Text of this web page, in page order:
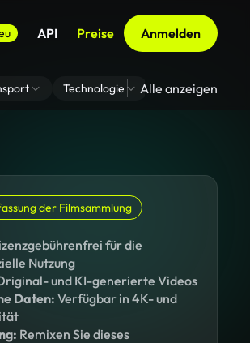
API Preise Anmelden
Technologie Zoom Virtuelle
Alle anzeigen
der Filmsammlung
für die
Nutzung
und KI-generierte Videos
Daten:Verfügbar in 4K- und
Remixen Sie dieses